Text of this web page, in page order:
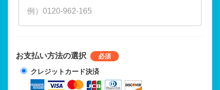
お支払い方法の選択
クレジットカード決済